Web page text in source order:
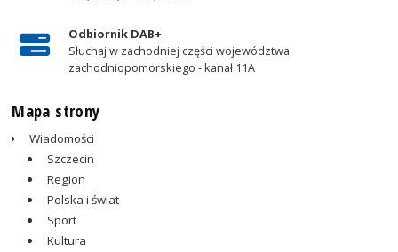
Odbiornik DAB+
Słuchaj w zachodniej części województwa
zachodniopomorskiego - kanał 11A
Mapa strony
Wiadomości
Szczecin
Region
Polska i świat
Sport
Kultura